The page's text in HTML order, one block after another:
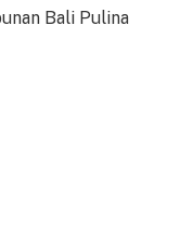
Bali Pulina